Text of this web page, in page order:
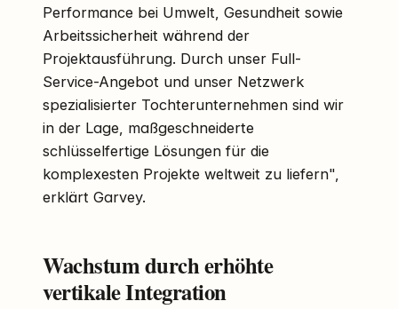
Performance bei Umwelt, Gesundheit sowie
Arbeitssicherheit während der
Projektausführung. Durch unser Full-
Service-Angebot und unser Netzwerk
spezialisierter Tochterunternehmen sind wir
in der Lage, maßgeschneiderte
schlüsselfertige Lösungen für die
komplexesten Projekte weltweit zu liefern",
erklärt Garvey.
Wachstum durch erhöhte
vertikale Integration